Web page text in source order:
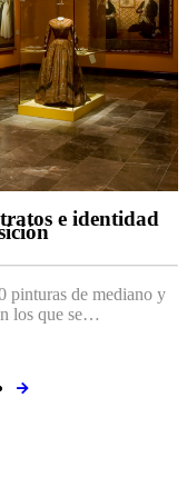
e identidad
pinturas de mediano y
los que se…